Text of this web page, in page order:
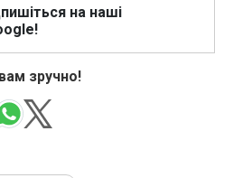
на наші
зручно!